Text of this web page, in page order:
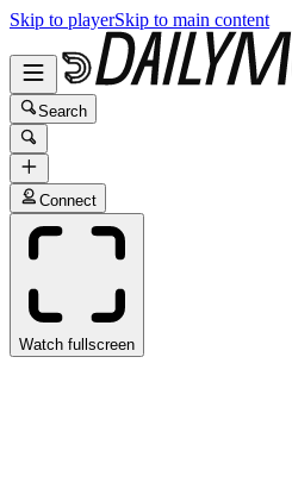
Skip to playerSkip to main content
Search
Connect
Watch fullscreen